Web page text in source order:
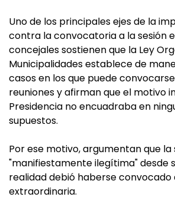
Uno de los principales ejes de la
contra la convocatoria a la sesión
concejales sostienen que la Ley
Municipalidades establece de
casos en los que puede
reuniones y afirman que el motivo
Presidencia no encuadraba en
supuestos.
Por ese motivo, argumentan que la
"manifiestamente ilegítima" desde
realidad debió haberse convocado
extraordinaria.